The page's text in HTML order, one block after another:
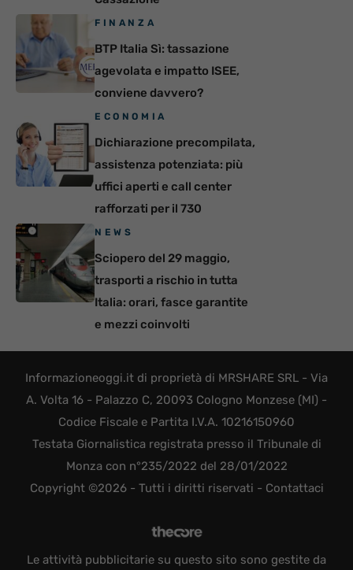
FINANZA
BTP Italia Sì: tassazione
agevolata e impatto ISEE,
conviene davvero?
ECONOMIA
Dichiarazione precompilata,
assistenza potenziata: più
uffici aperti e call center
rafforzati per il 730
NEWS
Sciopero del 29 maggio,
trasporti a rischio in tutta
Italia: orari, fasce garantite
e mezzi coinvolti
Informazioneoggi.it di proprietà di MRSHARE SRL - Via
A. Volta 16 - Palazzo C, 20093 Cologno Monzese (MI) -
Codice Fiscale e Partita I.V.A. 10216150960
Testata Giornalistica registrata presso il Tribunale di
Monza con n°235/2022 del 28/01/2022
Copyright ©2026 - Tutti i diritti riservati - Contattaci
Le attività pubblicitarie su questo sito sono gestite da